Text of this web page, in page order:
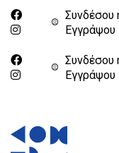
Συνδέσου
Eγγράψου
Συνδέσου
Eγγράψου